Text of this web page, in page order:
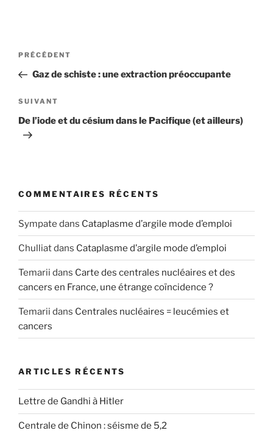
Navigation
l’article
Article
précédent
PRÉCÉDENT
Gaz de schiste : une extraction préoccupante
Article
suivant
SUIVANT
De l’iode et du césium dans le Pacifique (et ailleurs)
COMMENTAIRES RÉCENTS
Sympate dans Cataplasme d’argile mode d’emploi
Chulliatdans Cataplasme d’argile mode d’emploi
Temarii dans Carte des centrales nucléaires et des
cancers en France, une étrange coïncidence ?
Temarii dans Centrales nucléaires = leucémies et
cancers
ARTICLES RÉCENTS
Lettre de Gandhi à Hitler
Centrale de Chinon : séisme de 5,2